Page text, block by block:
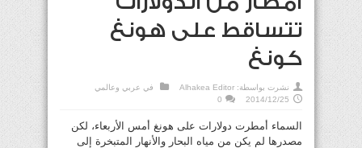
تتساقط على هونغ
كونغ
نشرت بواسطة: Alhakea Editor في عربي وعالمي
2014/12/25
0
السماء أمطرت دولارات على هونغ أمس الأربعاء، لكن
مصدرها لم يكن من مياه البحار والأنهار المتبخرة إلى